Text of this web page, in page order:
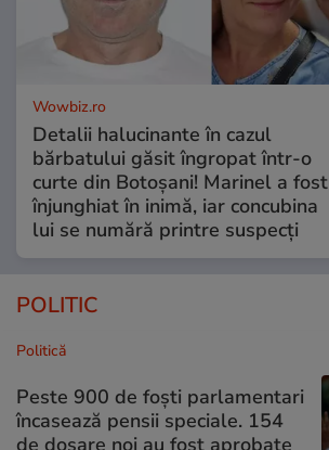
Wowbiz.ro
Detalii halucinante în cazul
bărbatului găsit îngropat într-o
curte din Botoșani! Marinel a fost
înjunghiat în inimă, iar concubina
lui se numără printre suspecți
POLITIC
Politică
Peste 900 de foști parlamentari
încasează pensii speciale. 154
de dosare noi au fost aprobate